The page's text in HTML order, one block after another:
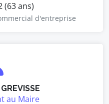
(63 ans)
d'entreprise
au Maire